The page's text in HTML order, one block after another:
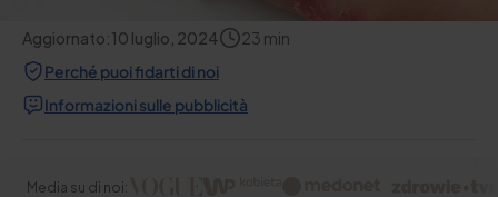
Aggiornato:10 luglio, 2024 23 min
Perché puoi fidarti di noi
Informazioni sulle pubblicità
Media su di noi: